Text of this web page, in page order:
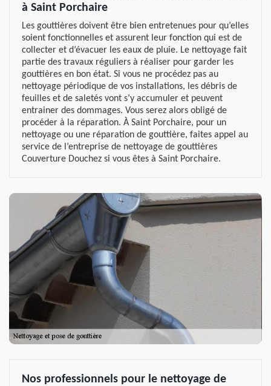
à Saint Porchaire
Les gouttières doivent être bien entretenues pour qu’elles
soient fonctionnelles et assurent leur fonction qui est de
collecter et d’évacuer les eaux de pluie. Le nettoyage fait
partie des travaux réguliers à réaliser pour garder les
gouttières en bon état. Si vous ne procédez pas au
nettoyage périodique de vos installations, les débris de
feuilles et de saletés vont s’y accumuler et peuvent
entrainer des dommages. Vous serez alors obligé de
procéder à la réparation. À Saint Porchaire, pour un
nettoyage ou une réparation de gouttière, faites appel au
service de l’entreprise de nettoyage de gouttières
Couverture Douchez si vous êtes à Saint Porchaire.
Nos professionnels pour le nettoyage de